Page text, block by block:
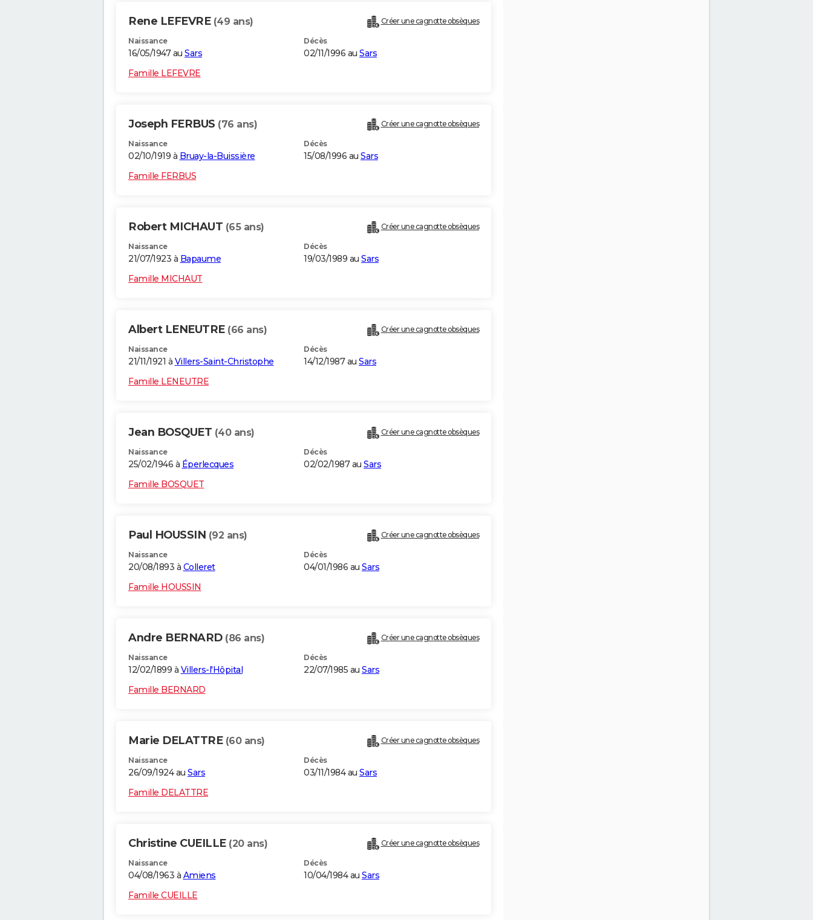
Rene LEFEVRE (49 ans) Créer une cagnotte obsèques
Naissance
16/05/1947 au Sars
Décès
02/11/1996 au Sars
Famille LEFEVRE
Joseph FERBUS (76 ans) Créer une cagnotte obsèques
Naissance
02/10/1919 à Bruay-la-Buissière
Décès
15/08/1996 au Sars
Famille FERBUS
Robert MICHAUT (65 ans) Créer une cagnotte obsèques
Naissance
21/07/1923 à Bapaume
Décès
19/03/1989 au Sars
Famille MICHAUT
Albert LENEUTRE (66 ans) Créer une cagnotte obsèques
Naissance
21/11/1921 à Villers-Saint-Christophe
Décès
14/12/1987 au Sars
Famille LENEUTRE
Jean BOSQUET (40 ans) Créer une cagnotte obsèques
Naissance
25/02/1946 à Éperlecques
Décès
02/02/1987 au Sars
Famille BOSQUET
Paul HOUSSIN (92 ans) Créer une cagnotte obsèques
Naissance
20/08/1893 à Colleret
Décès
04/01/1986 au Sars
Famille HOUSSIN
Andre BERNARD (86 ans) Créer une cagnotte obsèques
Naissance
12/02/1899 à Villers-l'Hôpital
Décès
22/07/1985 au Sars
Famille BERNARD
Marie DELATTRE (60 ans) Créer une cagnotte obsèques
Naissance
26/09/1924 au Sars
Décès
03/11/1984 au Sars
Famille DELATTRE
Christine CUEILLE (20 ans) Créer une cagnotte obsèques
Naissance
04/08/1963 à Amiens
Décès
10/04/1984 au Sars
Famille CUEILLE